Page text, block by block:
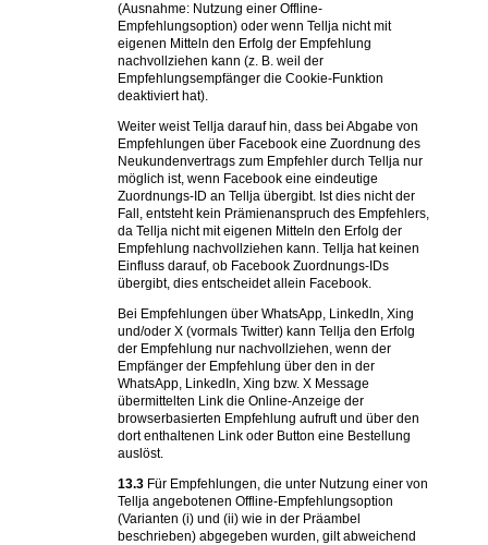
(Ausnahme: Nutzung einer Offline-
Empfehlungsoption) oder wenn Tellja nicht mit
eigenen Mitteln den Erfolg der Empfehlung
nachvollziehen kann (z. B. weil der
Empfehlungsempfänger die Cookie-Funktion
deaktiviert hat).
Weiter weist Tellja darauf hin, dass bei Abgabe von
Empfehlungen über Facebook eine Zuordnung des
Neukundenvertrags zum Empfehler durch Tellja nur
möglich ist, wenn Facebook eine eindeutige
Zuordnungs-ID an Tellja übergibt. Ist dies nicht der
Fall, entsteht kein Prämienanspruch des Empfehlers,
da Tellja nicht mit eigenen Mitteln den Erfolg der
Empfehlung nachvollziehen kann. Tellja hat keinen
Einfluss darauf, ob Facebook Zuordnungs-IDs
übergibt, dies entscheidet allein Facebook.
Bei Empfehlungen über WhatsApp, LinkedIn, Xing
und/oder X (vormals Twitter) kann Tellja den Erfolg
der Empfehlung nur nachvollziehen, wenn der
Empfänger der Empfehlung über den in der
WhatsApp, LinkedIn, Xing bzw. X Message
übermittelten Link die Online-Anzeige der
browserbasierten Empfehlung aufruft und über den
dort enthaltenen Link oder Button eine Bestellung
auslöst.
13.3 Für Empfehlungen, die unter Nutzung einer von
Tellja angebotenen Offline-Empfehlungsoption
(Varianten (i) und (ii) wie in der Präambel
beschrieben) abgegeben wurden, gilt abweichend